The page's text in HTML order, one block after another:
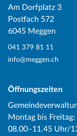
Am Dorfplatz 3
Postfach 572
6045 Meggen
041 379 81 11
info@meggen.ch
Öffnungszeiten
Montag bis Freitag:
08.00–11.45 Uhr/